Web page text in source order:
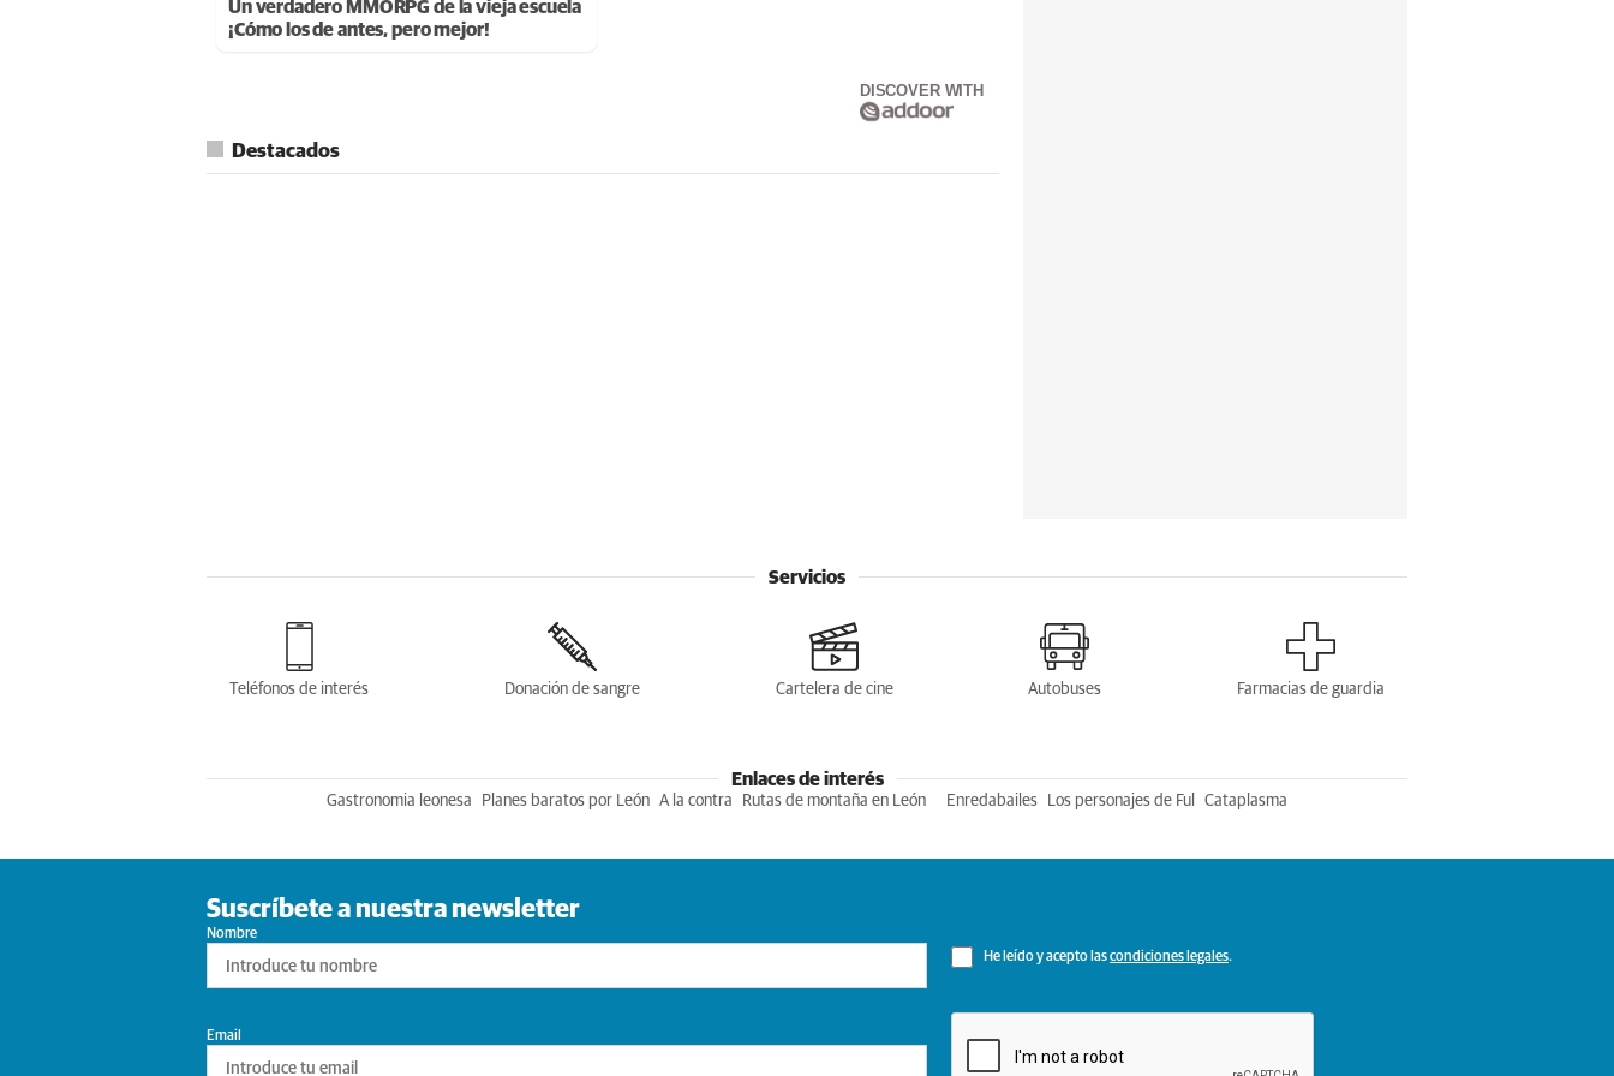
Un verdadero MMORPG de la vieja escuela
¡Cómo los de antes, pero mejor!
DISCOVER WITH
Destacados
Servicios
Teléfonos de interés Donación de sangre Cartelera de cine Autobuses Farmacias de guardia
Enlaces de interés
Gastronomia leonesa Planes baratos por León A la contra Rutas de montaña en León Enredabailes Los personajes de Ful Cataplasma
Suscríbete a nuestra newsletter
Nombre
He leído y acepto lascondiciones legales.
Email